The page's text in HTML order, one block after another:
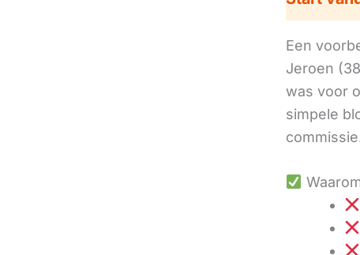
Een
Jeroen
was voor
simpele